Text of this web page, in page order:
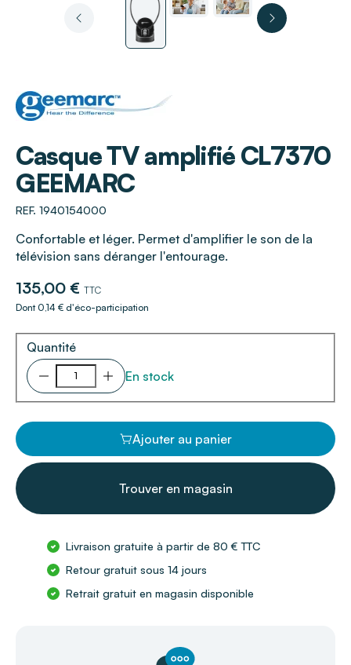
Casque TV amplifié CL7370
GEEMARC
REF. 1940154000
Confortable et léger. Permet d'amplifier le son de la
télévision sans déranger l'entourage.
135,00 € TTC
Dont 0,14 € d'éco-participation
Quantité
En stock
Ajouter au panier
Trouver en magasin
Livraison gratuite à partir de 80 € TTC
Retour gratuit sous 14 jours
Retrait gratuit en magasin disponible